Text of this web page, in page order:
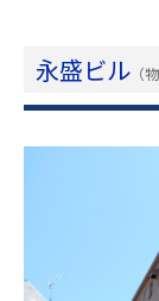
永盛ビル （